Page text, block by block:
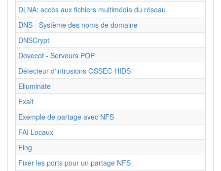
DLNA: accès aux fichiers multimédia du réseau
DNS - Système des noms de domaine
DNSCrypt
Dovecot - Serveurs POP
Détecteur d'intrusions OSSEC-HIDS
Elluminate
Exalt
Exemple de partage avec NFS
FAI Locaux
Fing
Fixer les ports pour un partage NFS